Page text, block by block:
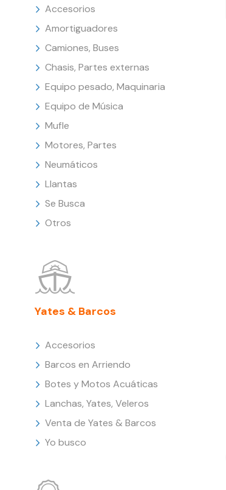
Accesorios
Amortiguadores
Camiones, Buses
Chasis, Partes externas
Equipo pesado, Maquinaria
Equipo de Música
Mufle
Motores, Partes
Neumáticos
Llantas
Se Busca
Otros
Yates & Barcos
Accesorios
Barcos en Arriendo
Botes y Motos Acuáticas
Lanchas, Yates, Veleros
Venta de Yates & Barcos
Yo busco